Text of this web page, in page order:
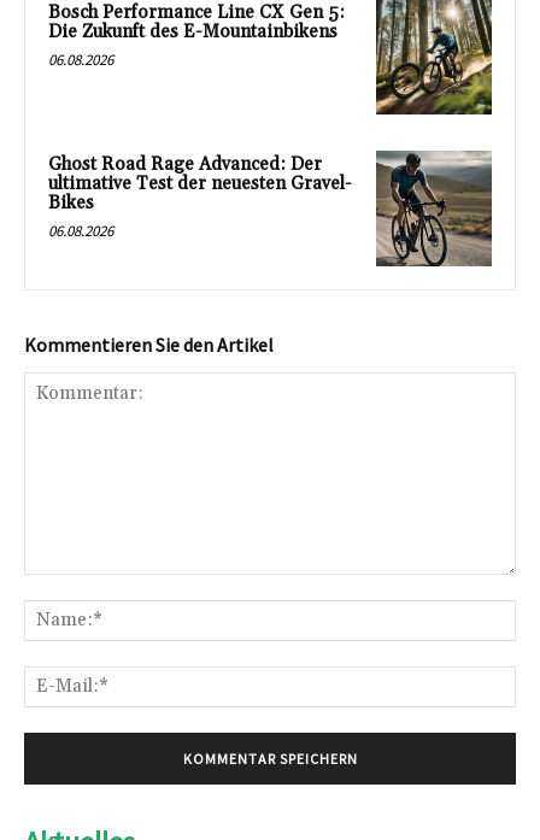
Bosch Performance Line CX Gen 5:
Die Zukunft des E-Mountainbikens
06.08.2026
Ghost Road Rage Advanced: Der
ultimative Test der neuesten Gravel-
Bikes
06.08.2026
Kommentieren Sie den Artikel